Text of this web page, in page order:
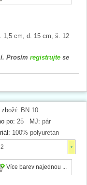
1,5 cm, d. 15 cm, š. 12
Prosím registrujte se
BN 10
po: 25 MJ: pár
100% polyuretan
2
Více barev najednou ...